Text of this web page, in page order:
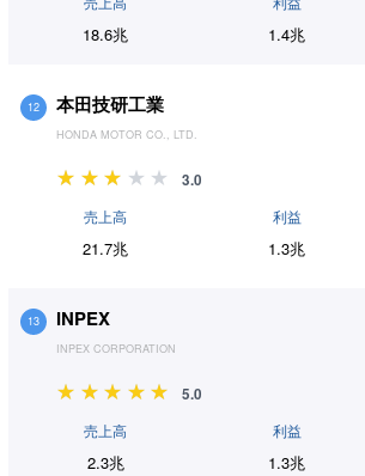
18.6兆 1.4兆
12 本田技研工業
HONDA MOTOR CO., LTD.
3.0
売上高
21.7兆
利益
1.3兆
13 INPEX
INPEX CORPORATION
5.0
売上高
2.3兆
利益
1.3兆